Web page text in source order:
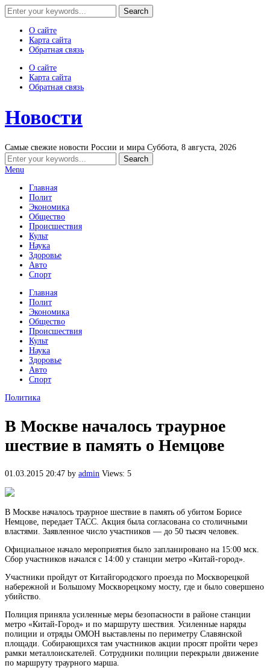
О сайте
Карта сайта
Обратная связь
О сайте
Карта сайта
Обратная связь
Новости
Самые свежие новости России и мира Суббота, 8 августа, 2026
Menu
Главная
Полит
Экономика
Общество
Происшествия
Культ
Наука
Здоровье
Авто
Спорт
Главная
Полит
Экономика
Общество
Происшествия
Культ
Наука
Здоровье
Авто
Спорт
Политика
В Москве началось траурное
шествие в память о Немцове
01.03.2015 20:47 by admin Views: 5
В Москве началось траурное шествие в память об убитом Борисе
Немцове, передает ТАСС. Акция была согласована со столичными
властями. Заявленное число участников — до 50 тысяч человек.
Официальное начало мероприятия было запланировано на 15:00 мск.
Сбор участников начался с 14:00 у станции метро «Китай-город».
Участники пройдут от Китайгородского проезда по Москворецкой
набережной и Большому Москворецкому мосту, где и было совершено
убийство.
Полиция приняла усиленные меры безопасности в районе станции
метро «Китай-Город» и по маршруту шествия. Усиленные наряды
полиции и отряды ОМОН выставлены по периметру Славянской
площади. Собирающихся там участников акции просят пройти через
рамки металлоискателей. Сотрудники полиции перекрыли движение
по маршруту траурного марша.